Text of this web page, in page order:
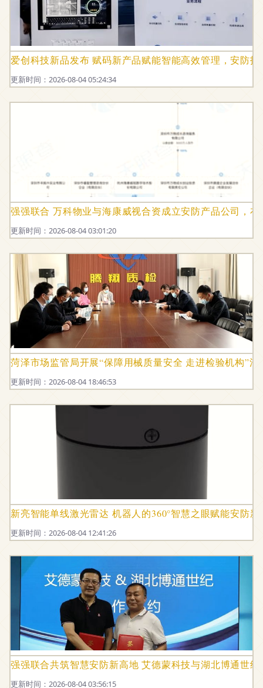
爱创科技新品发布 赋码新产品赋能智能高效管理，安防技
更新时间：2026-08-04 05:24:34
强强联合 万科物业与海康威视合资成立安防产品公司，
更新时间：2026-08-04 03:01:20
菏泽市场监管局开展“保障用械质量安全 走进检验机构”
更新时间：2026-08-04 18:46:53
新亮智能单线激光雷达 机器人的360°智慧之眼赋能安防新
更新时间：2026-08-04 12:41:26
强强联合共筑智慧安防新高地 艾德蒙科技与湖北博通世
更新时间：2026-08-04 03:56:15